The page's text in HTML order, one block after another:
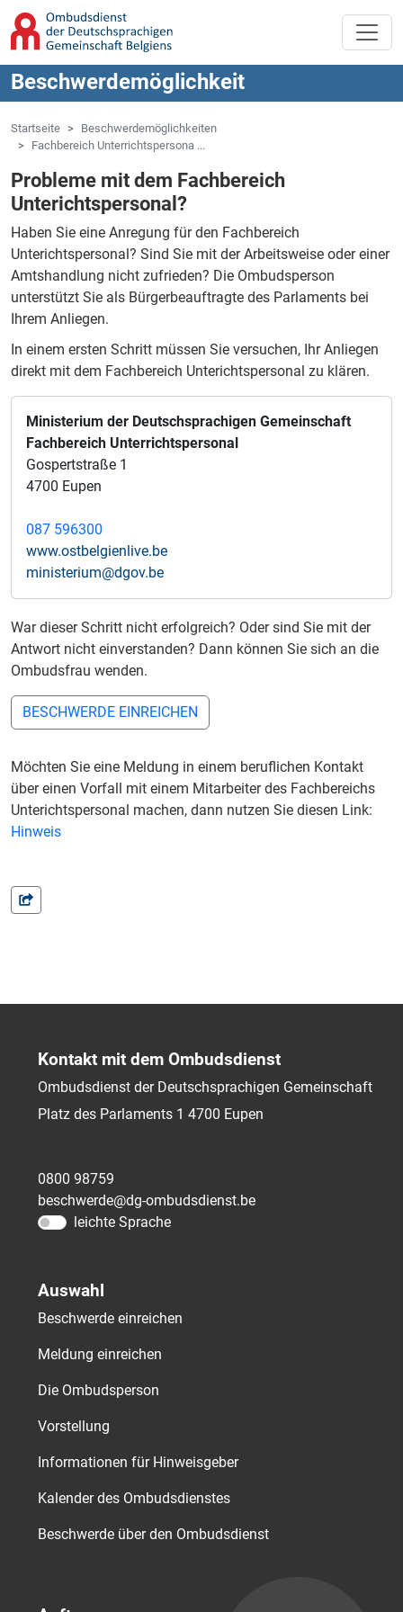
Zum Hauptinhalt springen
Beschwerdemöglichkeit
Startseite
Beschwerdemöglichkeiten
Fachbereich Unterrichtspersona ...
Probleme mit dem Fachbereich
Unterichtspersonal?
Haben Sie eine Anregung für den Fachbereich
Unterichtspersonal? Sind Sie mit der Arbeitsweise oder einer
Amtshandlung nicht zufrieden? Die Ombudsperson
unterstützt Sie als Bürgerbeauftragte des Parlaments bei
Ihrem Anliegen.
In einem ersten Schritt müssen Sie versuchen, Ihr Anliegen
direkt mit dem Fachbereich Unterichtspersonal zu klären.
Ministerium der Deutschsprachigen Gemeinschaft
Fachbereich Unterrichtspersonal
Gospertstraße 1
4700 Eupen
087 596300
www.ostbelgienlive.be
ministerium@dgov.be
War dieser Schritt nicht erfolgreich? Oder sind Sie mit der
Antwort nicht einverstanden? Dann können Sie sich an die
Ombudsfrau wenden.
BESCHWERDE EINREICHEN
Möchten Sie eine Meldung in einem beruflichen Kontakt
über einen Vorfall mit einem Mitarbeiter des Fachbereichs
Unterichtspersonal machen, dann nutzen Sie diesen Link:
Hinweis
Kontakt mit dem Ombudsdienst
Ombudsdienst der Deutschsprachigen Gemeinschaft
Platz des Parlaments 1 4700 Eupen
0800 98759
beschwerde@dg-ombudsdienst.be
leichte Sprache
Auswahl
Beschwerde einreichen
Meldung einreichen
Die Ombudsperson
Vorstellung
Informationen für Hinweisgeber
Kalender des Ombudsdienstes
Beschwerde über den Ombudsdienst